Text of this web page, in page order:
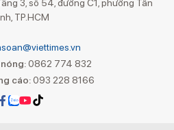
3, số 54, đường C1, phường Tân
TP.HCM
0862 774 832
cáo:093 228 8166